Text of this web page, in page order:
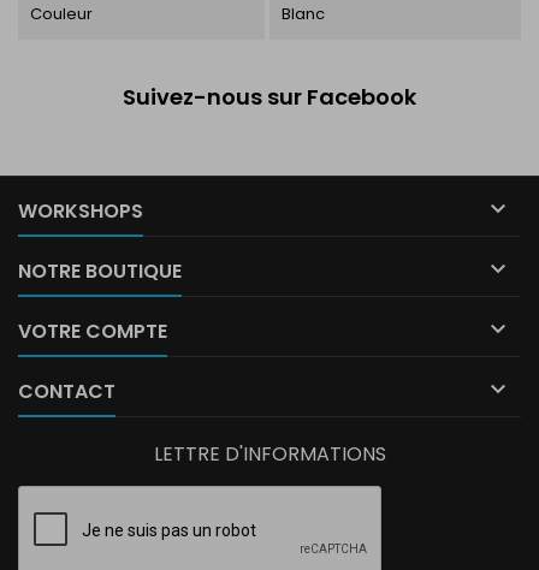
Couleur Blanc
Suivez-nous sur Facebook
WORKSHOPS 
NOTRE BOUTIQUE 
VOTRE COMPTE 
CONTACT 
LETTRE D'INFORMATIONS